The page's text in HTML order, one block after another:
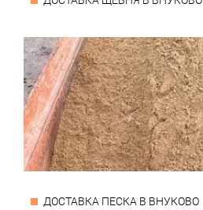
ДОСТАВКА ПЕСКА В ВНУКОВО